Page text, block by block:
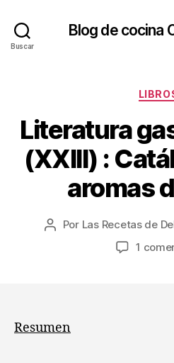
Buscar
Blog de cocina
Literatura
(XXIII) :
aromas
Autor
Por Las Recetas de
1
Resumen